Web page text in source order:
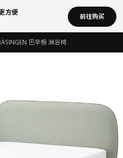
方便 前往购买
巴辛根 淋浴椅